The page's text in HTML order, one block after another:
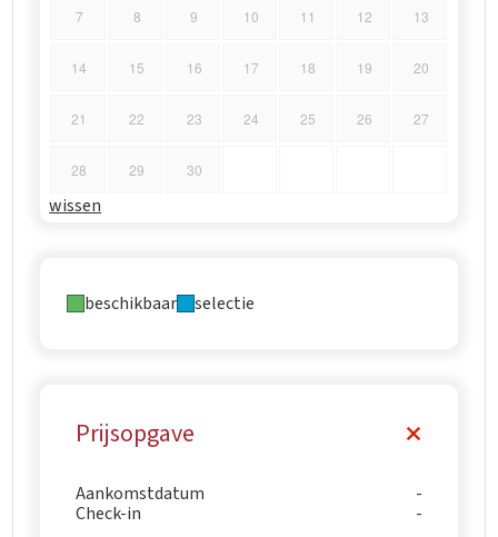
7 8 9 10 11 12 13
14 15 16 17 18 19 20
21 22 23 24 25 26 27
28 29 30
wissen
beschikbaar selectie
Prijsopgave
Aankomstdatum
Check-in